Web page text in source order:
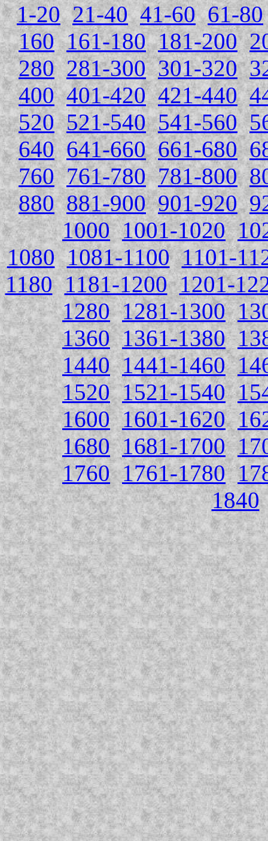
1-20 21-40 41-60 61-80
160 161-180 181-200
280 281-300 301-320
400 401-420 421-440
520 521-540 541-560
640 641-660 661-680
760 761-780 781-800
880 881-900 901-920
1000 1001-1020
1080 1081-1100 1101-
1180 1181-1200 1201-
1280 1281-1300
1360 1361-1380
1440 1441-1460
1520 1521-1540
1600 1601-1620
1680 1681-1700
1760 1761-1780
1840